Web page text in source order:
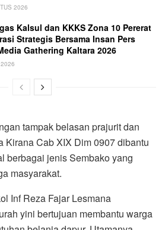
2026
Kalsul dan KKKS Zona 10 Pererat
Strategis Bersama Insan Pers
Gathering Kaltara 2026
tampak belasan prajurit dan
Kirana Cab XIX Dim 0907 dibantu
berbagai jenis Sembako yang
masyarakat.
Inf Reza Fajar Lesmana
yini bertujuan membantu warga